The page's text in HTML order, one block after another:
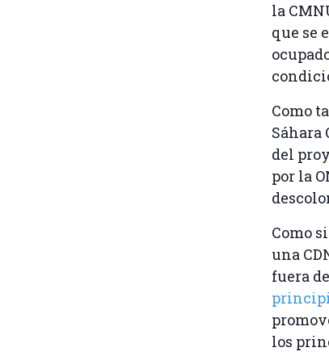
la
que se
Como
Sáhara
del
por la
Como
una
fuera
los